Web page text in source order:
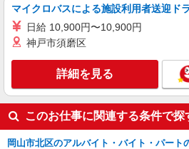
マイクロバスによる施設利用者送迎ド
日給 10,900円〜10,900円
神戸市須磨区
詳細を見る
このお仕事に関連する条件で探
岡山市北区のアルバイト・バイト・パート